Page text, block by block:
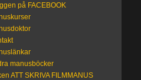
på FACEBOOK
manusböcker
ATT SKRIVA FILMMANUS